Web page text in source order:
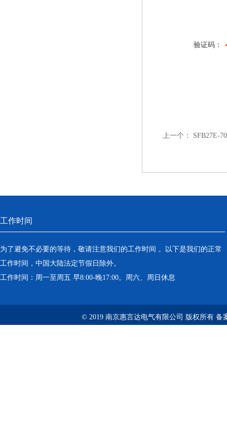
验证码：
上一个： SFB27E-
工作时间
为了避免不必要的等待，敬请注意我们的工作时间 。以下是我们的正常
工作时间，中国大陆法定节假日除外。
工作时间：周一至周五 早8:00-晚17:00。周六、周日休息
© 2019 南京惠言达电气有限公司 版权所有 备